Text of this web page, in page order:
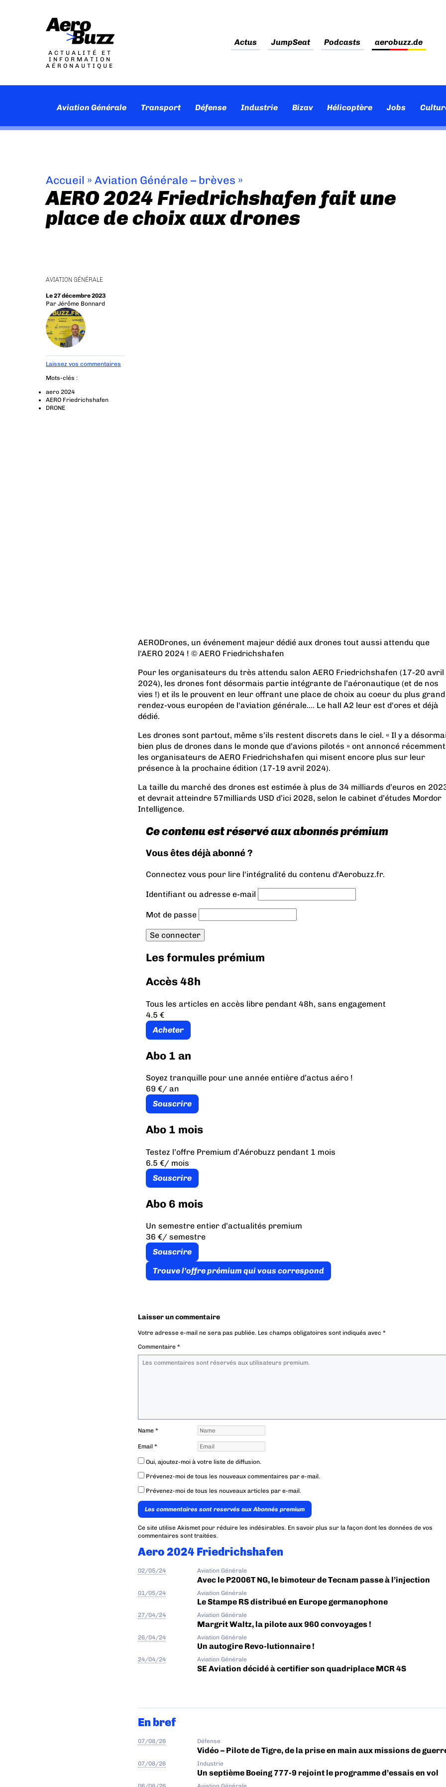
ACTUALITÉ ET
INFORMATION
AÉRONAUTIQUE
Actus JumpSeat Podcasts aerobuzz.de
Aviation Générale Transport Défense Industrie Bizav Hélicoptère Jobs
Accueil » Aviation Générale – brèves »
AERO 2024 Friedrichshafen fait une
place de choix aux drones
AVIATION GÉNÉRALE
Le 27 décembre 2023
Par Jérôme Bonnard
Laissez vos commentaires
Mots-clés :
aero 2024
AERO Friedrichshafen
DRONE
AERODrones, un événement majeur dédié aux drones tout aussi attendu que
l'AERO 2024 ! © AERO Friedrichshafen
Pour les organisateurs du très attendu salon AERO Friedrichshafen (17-20 avril
2024), les drones font désormais partie intégrante de l’aéronautique (et de nos
vies !) et ils le prouvent en leur offrant une place de choix au coeur du plus grand
rendez-vous européen de l'aviation générale.… Le hall A2 leur est d'ores et déjà
dédié.
Les drones sont partout, même s’ils restent discrets dans le ciel. « Il y a
bien plus de drones dans le monde que d’avions pilotés » ont annoncé récemment
les organisateurs de AERO Friedrichshafen qui misent encore plus sur leur
présence à la prochaine édition (17-19 avril 2024).
La taille du marché des drones est estimée à plus de 34 milliards d’euros en
et devrait atteindre 57milliards USD d’ici 2028, selon le cabinet d’études Mordor
Intelligence.
Ce contenu est réservé aux abonnés prémium
Vous êtes déjà abonné ?
Connectez vous pour lire l'intégralité du contenu d'Aerobuzz.fr.
Identifiant ou adresse e-mail
Mot de passe
Les formules prémium
Accès 48h
Tous les articles en accès libre pendant 48h, sans engagement
4.5 €
Acheter
Abo 1 an
Soyez tranquille pour une année entière d’actus aéro !
69 €/ an
Souscrire
Abo 1 mois
Testez l’offre Premium d’Aérobuzz pendant 1 mois
6.5 €/ mois
Souscrire
Abo 6 mois
Un semestre entier d’actualités premium
36 €/ semestre
Souscrire
Trouve l’offre prémium qui vous correspond
Laisser un commentaire
Votre adresse e-mail ne sera pas publiée. Les champs obligatoires sont indiqués avec *
Commentaire *
Name *
Email *
Oui, ajoutez-moi à votre liste de diffusion.
Prévenez-moi de tous les nouveaux commentaires par e-mail.
Prévenez-moi de tous les nouveaux articles par e-mail.
Les commentaires sont reservés aux Abonnés premium
Ce site utilise Akismet pour réduire les indésirables. En savoir plus sur la façon dont les données de vos
commentaires sont traitées.
Aero 2024 Friedrichshafen
02/05/24 Aviation Générale
Avec le P2006T NG, le bimoteur de Tecnam passe à l’injection
01/05/24 Aviation Générale
Le Stampe RS distribué en Europe germanophone
27/04/24 Aviation Générale
Margrit Waltz, la pilote aux 960 convoyages !
26/04/24 Aviation Générale
Un autogire Revo-lutionnaire !
24/04/24 Aviation Générale
SE Aviation décidé à certifier son quadriplace MCR 4S
En bref
07/08/26 Défense
Vidéo – Pilote de Tigre, de la prise en main aux missions de
07/08/26 Industrie
Un septième Boeing 777-9 rejoint le programme d’essais en vol